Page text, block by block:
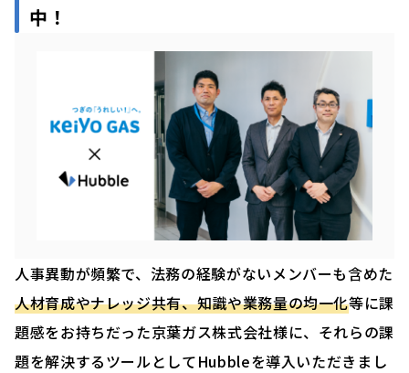
中！
人事異動が頻繁で、法務の経験がないメンバーも含めた
人材育成やナレッジ共有、知識や業務量の均一化等に課
題感をお持ちだった京葉ガス株式会社様に、それらの課
題を解決するツールとしてHubbleを導入いただきまし